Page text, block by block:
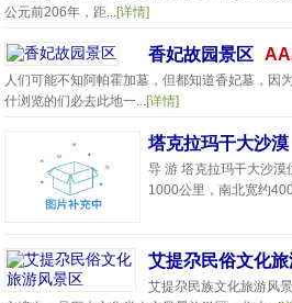
公元前206年，距...[详情]
香妃故园景区
人们可能不知阿帕霍加墓，但都知道香妃墓，因
什浏览的们必去此地一...[详情]
塔克拉玛干大沙漠
导 游 塔克拉玛干大沙漠
1000公里，南北宽约
艾提尕民俗文化
艾提尕民族文化旅游风